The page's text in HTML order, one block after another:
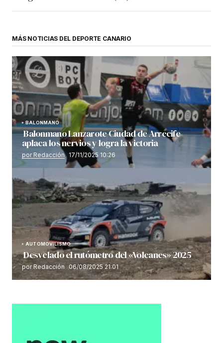
MÁS NOTICIAS DEL DEPORTE CANARIO
BALONMANO
Balonmano Lanzarote Ciudad de Arrecife
aplaca los nervios y logra la victoria
por Redacción 17/11/2025 10:26
AUTOMOVILISMO
Desvelado el rutómetro del «Volcanes» 2025
por Redacción 06/08/2025 21:01